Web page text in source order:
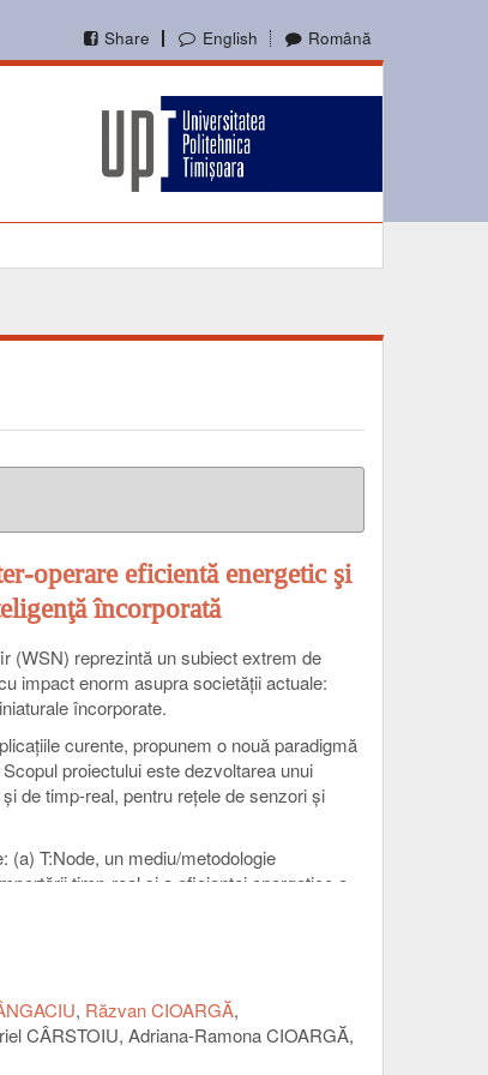
English Română
Share
operare eficientă energetic şi
încorporată
(WSN) reprezintă un subiect extrem de
impact enorm asupra societăţii actuale:
încorporate.
curente, propunem o nouă paradigmă
proiectului este dezvoltarea unui
de timp-real, pentru reţele de senzori şi
(a) T:Node, un mediu/metodologie
timp-real şi a eficienţei energetice a
şi analiză a comunicaţiilor TEE
gestionarea consumului de energie a
de unelte, teste şi baze de date de
aplicarea paradigmei TEE în aplicaţii de
studii de caz reale.
doi cercetători şi doi doctoranzi ce
Răzvan CIOARGĂ
CÂRSTOIU Adriana-Ramona CIOARGĂ